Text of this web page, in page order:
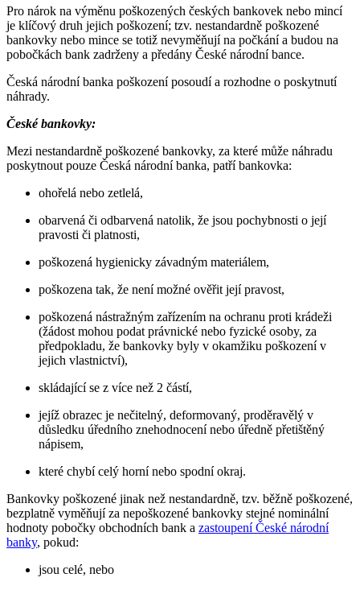
Pro nárok na výměnu poškozených českých bankovek nebo mincí
je klíčový druh jejich poškození; tzv. nestandardně poškozené
bankovky nebo mince se totiž nevyměňují na počkání a budou na
pobočkách bank zadrženy a předány České národní bance.
Česká národní banka poškození posoudí a rozhodne o poskytnutí
náhrady.
České bankovky:
Mezi nestandardně poškozené bankovky, za které může náhradu
poskytnout pouze Česká národní banka, patří bankovka:
ohořelá nebo zetlelá,
obarvená či odbarvená natolik, že jsou pochybnosti o její
pravosti či platnosti,
poškozená hygienicky závadným materiálem,
poškozena tak, že není možné ověřit její pravost,
poškozená nástražným zařízením na ochranu proti krádeži
(žádost mohou podat právnické nebo fyzické osoby, za
předpokladu, že bankovky byly v okamžiku poškození v
jejich vlastnictví),
skládající se z více než 2 částí,
jejíž obrazec je nečitelný, deformovaný, proděravělý v
důsledku úředního znehodnocení nebo úředně přetištěný
nápisem,
které chybí celý horní nebo spodní okraj.
Bankovky poškozené jinak než nestandardně, tzv. běžně poškozené,
bezplatně vyměňují za nepoškozené bankovky stejné nominální
hodnoty pobočky obchodních bank a zastoupení České národní
banky, pokud:
jsou celé, nebo